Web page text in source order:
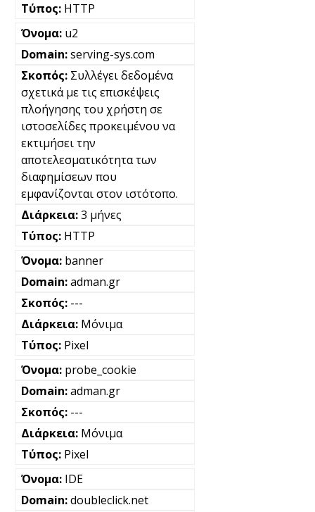
HTTP
u2
serving-sys.com
Συλλέγει δεδομένα
σχετικά με τις επισκέψεις
πλοήγησης του χρήστη σε
ιστοσελίδες προκειμένου να
εκτιμήσει την
αποτελεσματικότητα των
διαφημίσεων που
εμφανίζονται στον ιστότοπο.
3 μήνες
HTTP
banner
adman.gr
---
Μόνιμα
Pixel
probe_cookie
adman.gr
---
Μόνιμα
Pixel
IDE
doubleclick.net